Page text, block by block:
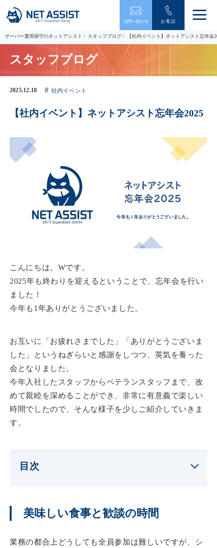
お問い合わせ お電話
メ
ュ
ー
閉
サーバー運用保守のネットアシスト スタッフブログ 【社内イベント】ネットアシスト忘年会
スタッフブログ
2025.12.18 社内イベント
【社内イベント】ネットアシスト忘年会2025
こんにちは。Wです。
2025年も終わりを迎えるということで、忘年会を行い
ました！
今年も1年ありがとうございました。
お互いに「お疲れさまでした」「ありがとうございま
した」というねぎらいと感謝をしつつ、英気を養った
会となりました。
今年入社したスタッフからベテランスタッフまで、改
めて親睦を深めることができ、非常に有意義で楽しい
時間でしたので、そんな様子を少しご紹介していきま
す。
目次
美味しい食事と歓談の時間
業務の都合上どうしても全員参加は難しいですが、シ